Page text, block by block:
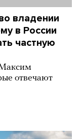
владении
в России
частную
отвечают